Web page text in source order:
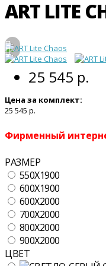
ART LITE
25 545 р.
Цена за комплект:
25 545 р.
Фирменный
РАЗМЕР
550X1900
600X1900
600X2000
700X2000
800X2000
900X2000
ЦВЕТ